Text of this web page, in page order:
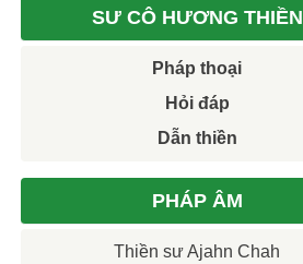
SƯ CÔ HƯƠNG THIỀN
Pháp thoại
Hỏi đáp
Dẫn thiền
PHÁP ÂM
Thiền sư Ajahn Chah